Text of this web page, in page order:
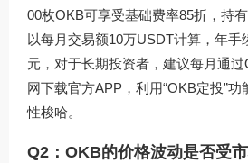
00枚OKB可享受基础费率85折，持
以每月交易额10万USDT计算，年手
元，对于长期投资者，建议每月通
网下载官方APP，利用“OKB定投”
性梭哈。
Q2：OKB的价格波动是否受